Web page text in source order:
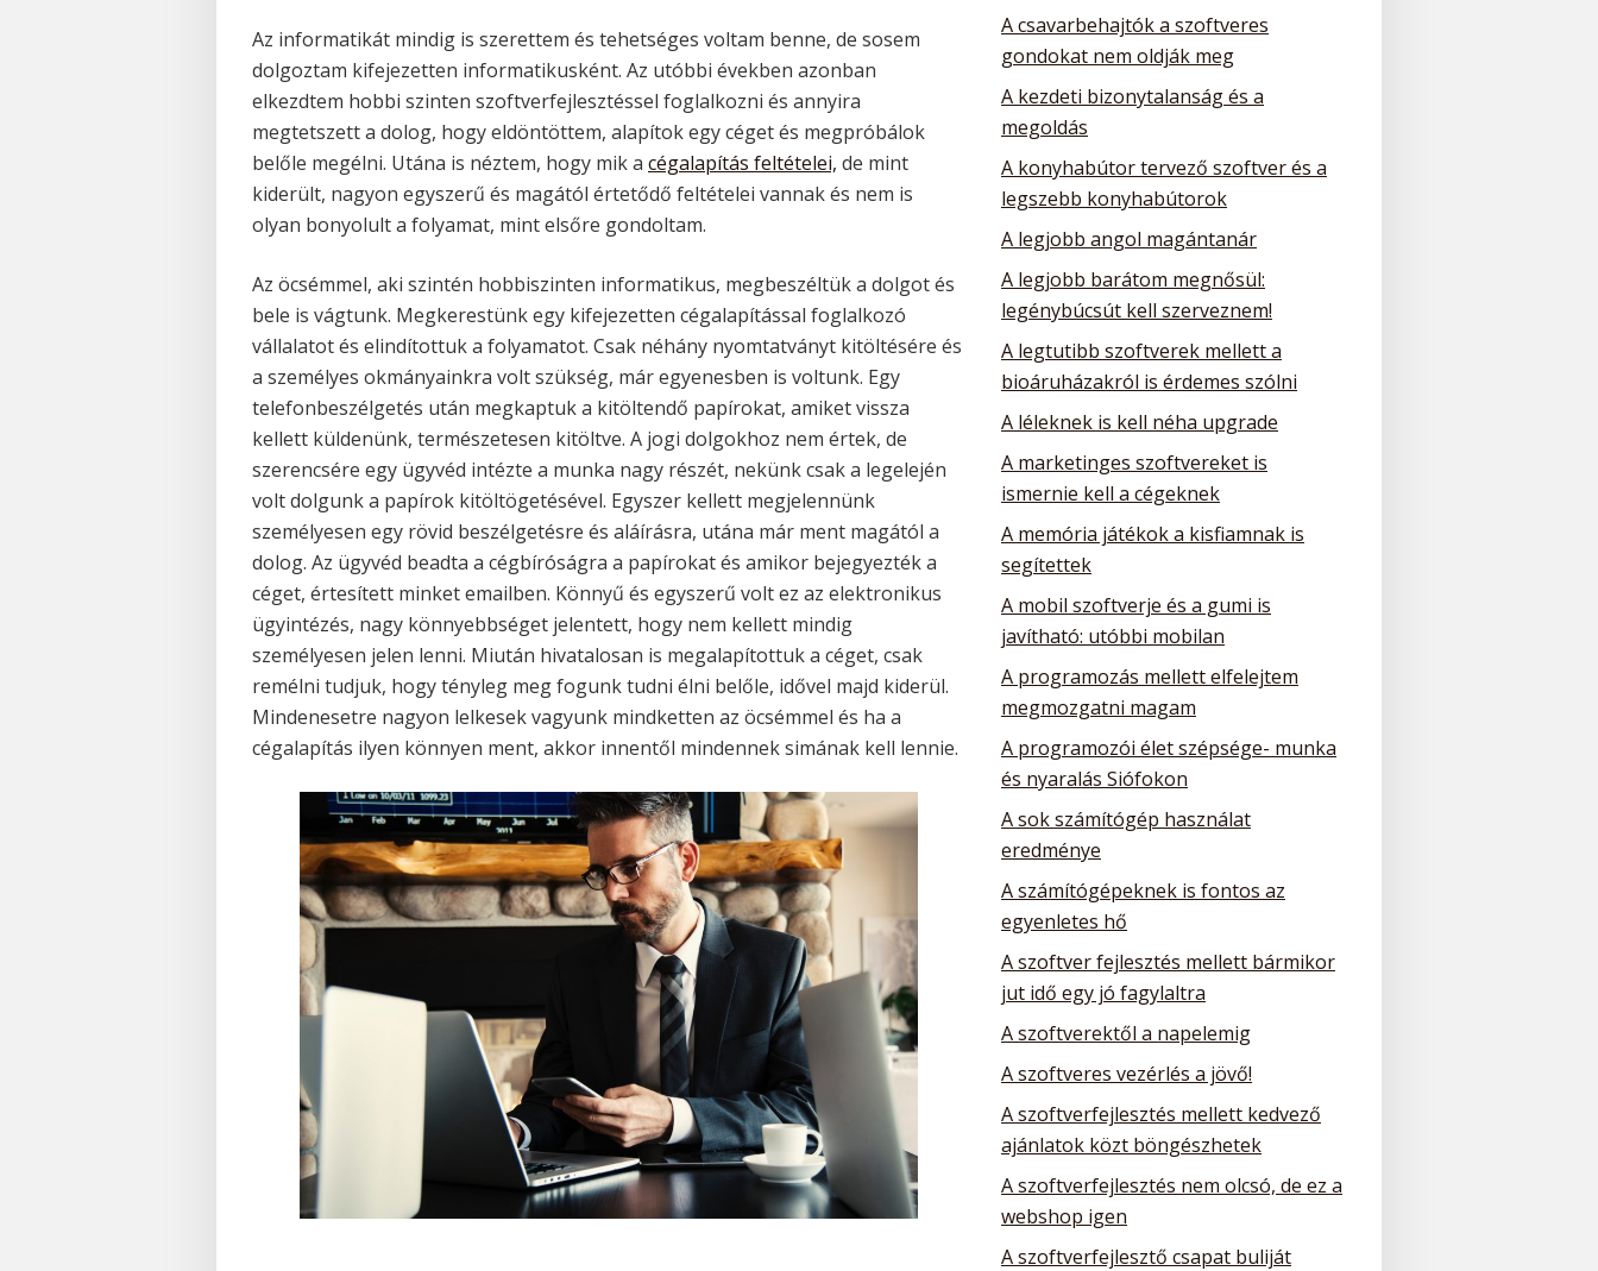
Az informatikát mindig is szerettem és tehetséges voltam benne, de sosem
dolgoztam kifejezetten informatikusként. Az utóbbi években azonban
elkezdtem hobbi szinten szoftverfejlesztéssel foglalkozni és annyira
megtetszett a dolog, hogy eldöntöttem, alapítok egy céget és megpróbálok
belőle megélni. Utána is néztem, hogy mik a cégalapítás feltételei, de mint
kiderült, nagyon egyszerű és magától értetődő feltételei vannak és nem is
olyan bonyolult a folyamat, mint elsőre gondoltam.
Az öcsémmel, aki szintén hobbiszinten informatikus, megbeszéltük a dolgot és
bele is vágtunk. Megkerestünk egy kifejezetten cégalapítással foglalkozó
vállalatot és elindítottuk a folyamatot. Csak néhány nyomtatványt kitöltésére és
a személyes okmányainkra volt szükség, már egyenesben is voltunk. Egy
telefonbeszélgetés után megkaptuk a kitöltendő papírokat, amiket vissza
kellett küldenünk, természetesen kitöltve. A jogi dolgokhoz nem értek, de
szerencsére egy ügyvéd intézte a munka nagy részét, nekünk csak a legelején
volt dolgunk a papírok kitöltögetésével. Egyszer kellett megjelennünk
személyesen egy rövid beszélgetésre és aláírásra, utána már ment magától a
dolog. Az ügyvéd beadta a cégbíróságra a papírokat és amikor bejegyezték a
céget, értesített minket emailben. Könnyű és egyszerű volt ez az elektronikus
ügyintézés, nagy könnyebbséget jelentett, hogy nem kellett mindig
személyesen jelen lenni. Miután hivatalosan is megalapítottuk a céget, csak
remélni tudjuk, hogy tényleg meg fogunk tudni élni belőle, idővel majd kiderül.
Mindenesetre nagyon lelkesek vagyunk mindketten az öcsémmel és ha a
cégalapítás ilyen könnyen ment, akkor innentől mindennek simának kell lennie.
A csavarbehajtók a szoftveres
gondokat nem oldják meg
A kezdeti bizonytalanság és a
megoldás
A konyhabútor tervező szoftver és a
legszebb konyhabútorok
A legjobb angol magántanár
A legjobb barátom megnősül:
legénybúcsút kell szerveznem!
A legtutibb szoftverek mellett a
bioáruházakról is érdemes szólni
A léleknek is kell néha upgrade
A marketinges szoftvereket is
ismernie kell a cégeknek
A memória játékok a kisfiamnak is
segítettek
A mobil szoftverje és a gumi is
javítható: utóbbi mobilan
A programozás mellett elfelejtem
megmozgatni magam
A programozói élet szépsége- munka
és nyaralás Siófokon
A sok számítógép használat
eredménye
A számítógépeknek is fontos az
egyenletes hő
A szoftver fejlesztés mellett bármikor
jut idő egy jó fagylaltra
A szoftverektől a napelemig
A szoftveres vezérlés a jövő!
A szoftverfejlesztés mellett kedvező
ajánlatok közt böngészhetek
A szoftverfejlesztés nem olcsó, de ez a
webshop igen
A szoftverfejlesztő csapat buliját